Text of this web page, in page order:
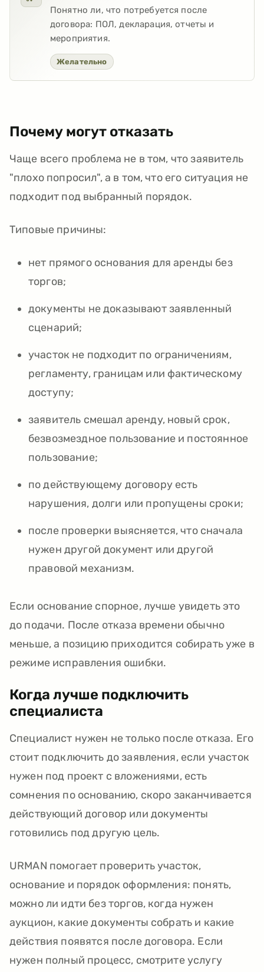
Понятно ли, что потребуется после
договора: ПОЛ, декларация, отчеты и
мероприятия.
Желательно
Почему могут отказать
Чаще всего проблема не в том, что заявитель
"плохо попросил", а в том, что его ситуация не
подходит под выбранный порядок.
Типовые причины:
нет прямого основания для аренды без
торгов;
документы не доказывают заявленный
сценарий;
участок не подходит по ограничениям,
регламенту, границам или фактическому
доступу;
заявитель смешал аренду, новый срок,
безвозмездное пользование и постоянное
пользование;
по действующему договору есть
нарушения, долги или пропущены сроки;
после проверки выясняется, что сначала
нужен другой документ или другой
правовой механизм.
Если основание спорное, лучше увидеть это
до подачи. После отказа времени обычно
меньше, а позицию приходится собирать уже в
режиме исправления ошибки.
Когда лучше подключить
специалиста
Специалист нужен не только после отказа. Его
стоит подключить до заявления, если участок
нужен под проект с вложениями, есть
сомнения по основанию, скоро заканчивается
действующий договор или документы
готовились под другую цель.
URMAN помогает проверить участок,
основание и порядок оформления: понять,
можно ли идти без торгов, когда нужен
аукцион, какие документы собрать и какие
действия появятся после договора. Если
нужен полный процесс, смотрите услугу